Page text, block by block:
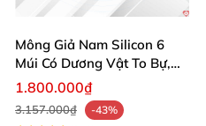
Mông Giả Nam Silicon 6
Múi Có Dương Vật To Bự,
Hấp Dẫn, Siêu Thật
1.800.000₫
3.157.000₫
-43%